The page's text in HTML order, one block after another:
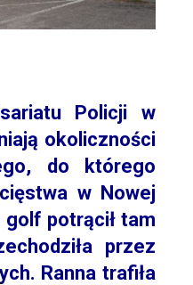
Policji w
okoliczności
do którego
w Nowej
golf potrącił tam
przez
Ranna trafiła